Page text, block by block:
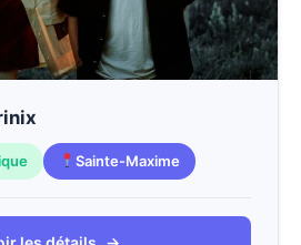
Sainte-Maxime